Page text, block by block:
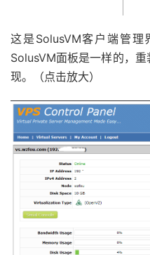
这是SolusVM客户端管
SolusVM面板是一样的，
现。（点击放大）